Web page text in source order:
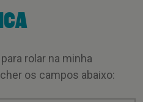
rolar na minha
os campos abaixo: